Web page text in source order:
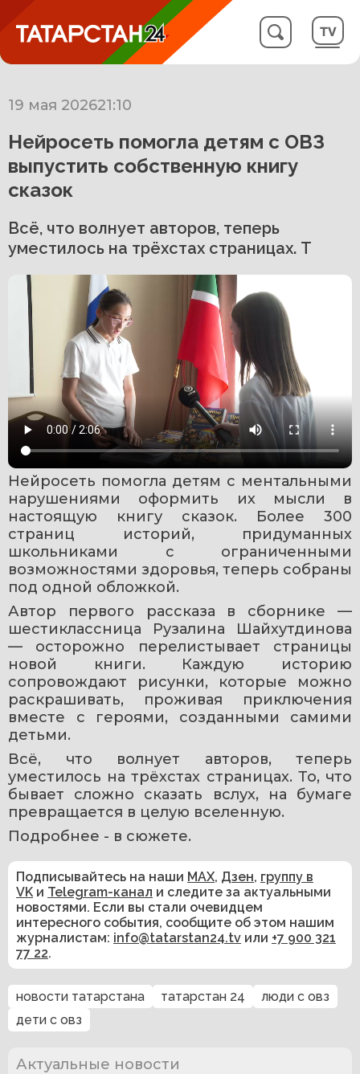
19 мая 202621:10
Нейросеть помогла детям с ОВЗ
выпустить собственную книгу
сказок
Всё, что волнует авторов, теперь
уместилось на трёхстах страницах. Т
Нейросеть помогла детям с ментальными
нарушениями оформить их мысли в
настоящую книгу сказок. Более 300
страниц историй, придуманных
школьниками с ограниченными
возможностями здоровья, теперь собраны
под одной обложкой.
Автор первого рассказа в сборнике —
шестиклассница Рузалина Шайхутдинова
— осторожно перелистывает страницы
новой книги. Каждую историю
сопровождают рисунки, которые можно
раскрашивать, проживая приключения
вместе с героями, созданными самими
детьми.
Всё, что волнует авторов, теперь
уместилось на трёхстах страницах. То, что
бывает сложно сказать вслух, на бумаге
превращается в целую вселенную.
Подробнее - в сюжете.
Подписывайтесь на наши MAX, Дзен, группу в
VK и Telegram-канал и следите за актуальными
новостями. Если вы стали очевидцем
интересного события, сообщите об этом нашим
журналистам: info@tatarstan24.tv или +7 900 321
77 22.
новости татарстана татарстан 24
люди с овз
дети с овз
Актуальные новости